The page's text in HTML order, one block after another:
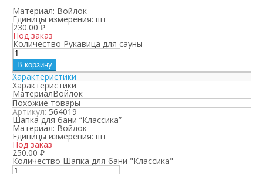
Материал: Войлок
Единицы измерения: шт
230.00₽
Под заказ
Количество Рукавица для сауны
В корзину
Характеристики
Характеристики
МатериалВойлок
Похожие товары
Артикул:564019
Шапка для бани “Классика”
Материал: Войлок
Единицы измерения: шт
Под заказ
250.00 ₽
Количество Шапка для бани "Классика"